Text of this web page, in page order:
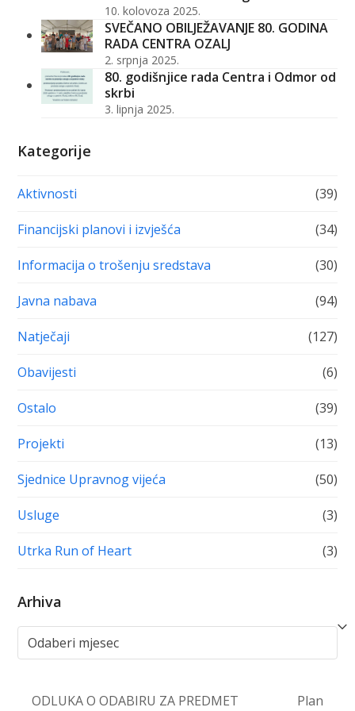
10. kolovoza 2025.
SVEČANO OBILJEŽAVANJE 80. GODINA
RADA CENTRA OZALJ
2. srpnja 2025.
80. godišnjice rada Centra i Odmor od
skrbi
3. lipnja 2025.
Kategorije
Aktivnosti (39)
Financijski planovi i izvješća (34)
Informacija o trošenju sredstava (30)
Javna nabava (94)
Natječaji (127)
Obavijesti (6)
Ostalo (39)
Projekti (13)
Sjednice Upravnog vijeća (50)
Usluge (3)
Utrka Run of Heart (3)
Arhiva
Arhiva
ODLUKA O ODABIRU ZA PREDMET
Plan